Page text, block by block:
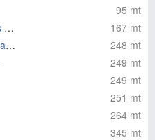
95 mt
Mariana Maria Laranjinho Nunes Galhofo
167 mt
Maria Gertrudes Papança Pereira Sesifredo
248 mt
249 mt
249 mt
251 mt
264 mt
345 mt